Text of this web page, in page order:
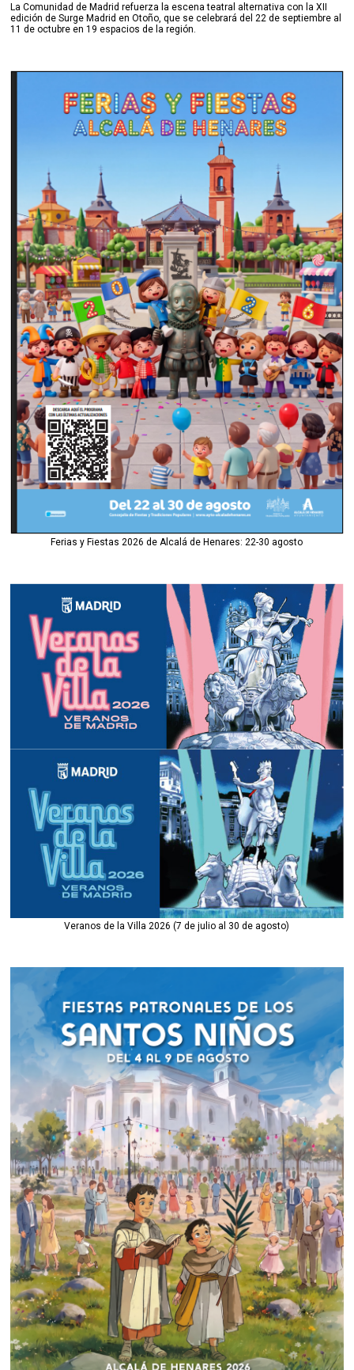
La Comunidad de Madrid refuerza la escena teatral alternativa con la XII
edición de Surge Madrid en Otoño, que se celebrará del 22 de septiembre al
11 de octubre en 19 espacios de la región.
Ferias y Fiestas 2026 de Alcalá de Henares: 22-30 agosto
Veranos de la Villa 2026 (7 de julio al 30 de agosto)